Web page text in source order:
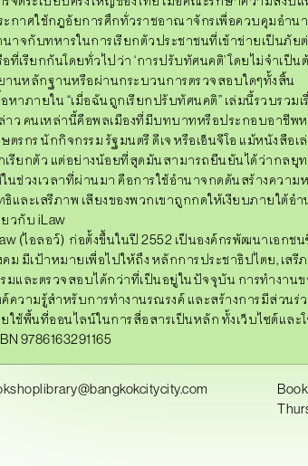
ะกาศใช้กฎอัยการศึกทั่วราชอาณาจักรเพื่อควบคุมอำน
นาจกับทหารในการเรียกตัวประชาชนที่เข้าข่ายเป็นภั
อที่เรียกกันโดยทั่วไปว่า ‘การปรับทัศนคติ’โดยไม่จำเป็น
านหลักฐานหรือผ่านกระบวนการตรวจสอบใดๆทั้งสิ้น
อหาภายใน “เมื่อฉันถูกเรียกปรับทัศนคติ” เล่มนี้รวบรวม
าว คนเหล่านี้คือพลเมืองที่มีบทบาทหรือประกอบอาชี
ษตรกร นักกิจกรรม รัฐมนตรี ดีเจ หรือเอ็นจีโอ แม้หนังสื
เรียกตัว แต่อย่างน้อยที่สุดมันสามารถยืนยันได้ว่ากลยุ
ในช่วงเวลาที่ผ่านมา คือการใช้อำนาจกดดันสร้างควา
ธิและเสรีภาพ เสียงของพวกเขาถูกกดให้เงียบภายใต้อ
ยวกับ iLaw
(ไอลอว์) ก่อตั้งขึ้นในปี 2552 เป็นองค์กรพัฒนาเอกช
คม มีเป้าหมายเพื่อไปให้ถึง หลักการประชาธิปไตย, เส
รมและตรวจสอบได้กว่าที่เป็นอยู่ในปัจจุบัน การทำงาน
ค์ความรู้สำหรับการทำงานรณรงค์ และสร้างการมีส่วนร่
ยใช้พื้นที่ออนไลน์ในการสื่อสารเป็นหลัก ทั้งเว็บไซต์และ
9786163291165